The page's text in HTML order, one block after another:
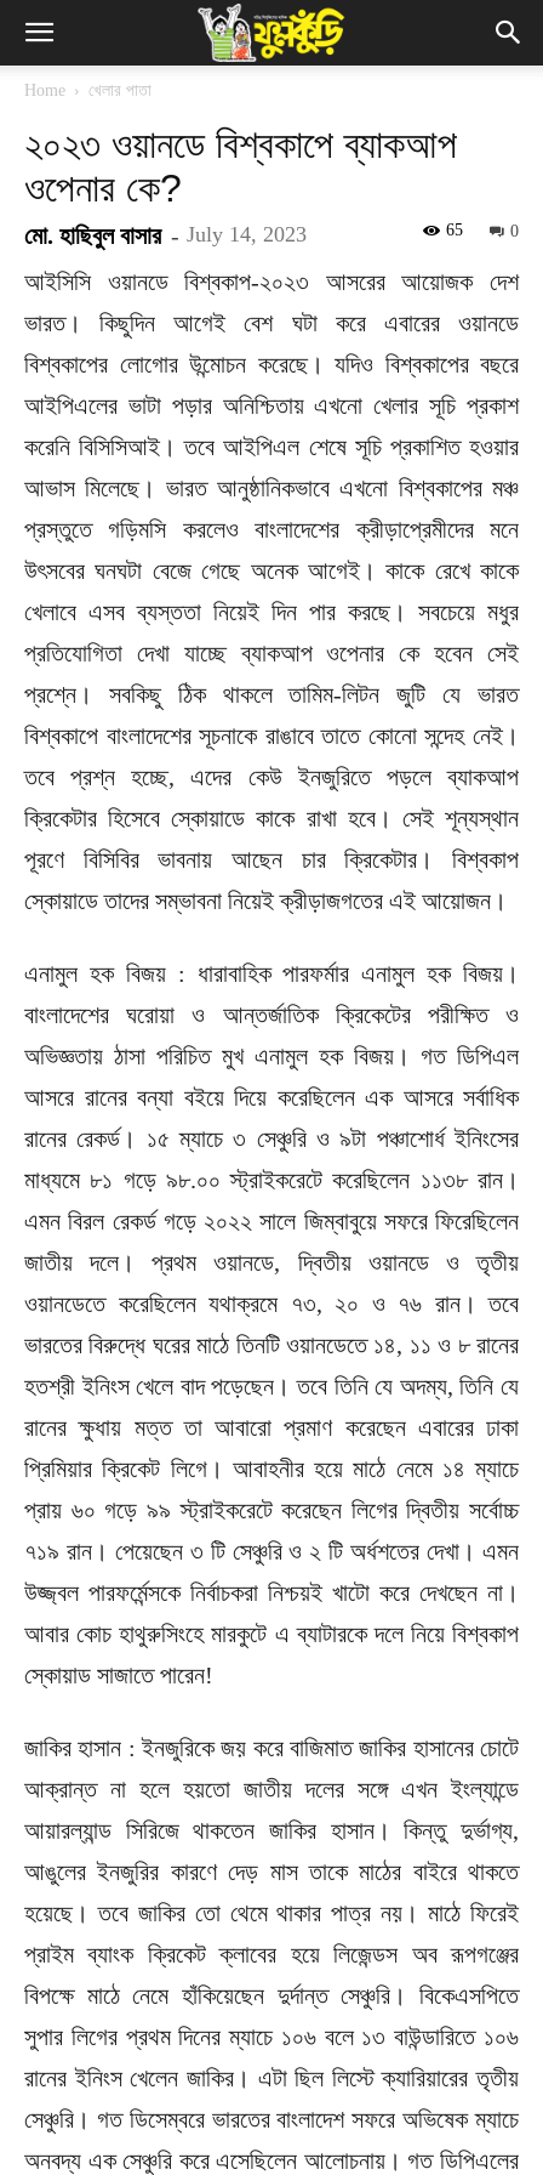
Home খেলার পাতা
২০২৩ ওয়ানডে বিশ্বকাপে ব্যাকআপ
ওপেনার কে?
মো. হাছিবুল বাসার - July 14, 2023 0
65
আইসিসি ওয়ানডে বিশ্বকাপ-২০২৩ আসরের আয়োজক দেশ
ভারত। কিছুদিন আগেই বেশ ঘটা করে এবারের ওয়ানডে
বিশ্বকাপের লোগোর উন্মোচন করেছে। যদিও বিশ্বকাপের বছরে
আইপিএলের ভাটা পড়ার অনিশ্চিতায় এখনো খেলার সূচি প্রকাশ
করেনি বিসিসিআই। তবে আইপিএল শেষে সূচি প্রকাশিত হওয়ার
আভাস মিলেছে। ভারত আনুষ্ঠানিকভাবে এখনো বিশ্বকাপের মঞ্চ
প্রস্তুতে গড়িমসি করলেও বাংলাদেশের ক্রীড়াপ্রেমীদের মনে
উৎসবের ঘনঘটা বেজে গেছে অনেক আগেই। কাকে রেখে কাকে
খেলাবে এসব ব্যস্ততা নিয়েই দিন পার করছে। সবচেয়ে মধুর
প্রতিযোগিতা দেখা যাচ্ছে ব্যাকআপ ওপেনার কে হবেন সেই
প্রশ্নে। সবকিছু ঠিক থাকলে তামিম-লিটন জুটি যে ভারত
বিশ্বকাপে বাংলাদেশের সূচনাকে রাঙাবে তাতে কোনো সন্দেহ নেই।
তবে প্রশ্ন হচ্ছে, এদের কেউ ইনজুরিতে পড়লে ব্যাকআপ
ক্রিকেটার হিসেবে স্কোয়াডে কাকে রাখা হবে। সেই শূন্যস্থান
পূরণে বিসিবির ভাবনায় আছেন চার ক্রিকেটার। বিশ্বকাপ
স্কোয়াডে তাদের সম্ভাবনা নিয়েই ক্রীড়াজগতের এই আয়োজন।
এনামুল হক বিজয় : ধারাবাহিক পারফর্মার এনামুল হক বিজয়।
বাংলাদেশের ঘরোয়া ও আন্তর্জাতিক ক্রিকেটের পরীক্ষিত ও
অভিজ্ঞতায় ঠাসা পরিচিত মুখ এনামুল হক বিজয়। গত ডিপিএল
আসরে রানের বন্যা বইয়ে দিয়ে করেছিলেন এক আসরে সর্বাধিক
রানের রেকর্ড। ১৫ ম্যাচে ৩ সেঞ্চুরি ও ৯টা পঞ্চাশোর্ধ ইনিংসের
মাধ্যমে ৮১ গড়ে ৯৮.০০ স্ট্রাইকরেটে করেছিলেন ১১৩৮ রান।
এমন বিরল রেকর্ড গড়ে ২০২২ সালে জিম্বাবুয়ে সফরে ফিরেছিলেন
জাতীয় দলে। প্রথম ওয়ানডে, দ্বিতীয় ওয়ানডে ও তৃতীয়
ওয়ানডেতে করেছিলেন যথাক্রমে ৭৩, ২০ ও ৭৬ রান। তবে
ভারতের বিরুদ্ধে ঘরের মাঠে তিনটি ওয়ানডেতে ১৪, ১১ ও ৮ রানের
হতশ্রী ইনিংস খেলে বাদ পড়েছেন। তবে তিনি যে অদম্য, তিনি যে
রানের ক্ষুধায় মত্ত তা আবারো প্রমাণ করেছেন এবারের ঢাকা
প্রিমিয়ার ক্রিকেট লিগে। আবাহনীর হয়ে মাঠে নেমে ১৪ ম্যাচে
প্রায় ৬০ গড়ে ৯৯ স্ট্রাইকরেটে করেছেন লিগের দ্বিতীয় সর্বোচ্চ
৭১৯ রান। পেয়েছেন ৩ টি সেঞ্চুরি ও ২ টি অর্ধশতের দেখা। এমন
উজ্জ্বল পারফর্মেন্সকে নির্বাচকরা নিশ্চয়ই খাটো করে দেখছেন না।
আবার কোচ হাথুরুসিংহে মারকুটে এ ব্যাটারকে দলে নিয়ে বিশ্বকাপ
স্কোয়াড সাজাতে পারেন!
জাকির হাসান : ইনজুরিকে জয় করে বাজিমাত জাকির হাসানের চোটে
আক্রান্ত না হলে হয়তো জাতীয় দলের সঙ্গে এখন ইংল্যান্ডে
আয়ারল্যান্ড সিরিজে থাকতেন জাকির হাসান। কিন্তু দুর্ভাগ্য,
আঙুলের ইনজুরির কারণে দেড় মাস তাকে মাঠের বাইরে থাকতে
হয়েছে। তবে জাকির তো থেমে থাকার পাত্র নয়। মাঠে ফিরেই
প্রাইম ব্যাংক ক্রিকেট ক্লাবের হয়ে লিজেন্ডস অব রূপগঞ্জের
বিপক্ষে মাঠে নেমে হাঁকিয়েছেন দুর্দান্ত সেঞ্চুরি। বিকেএসপিতে
সুপার লিগের প্রথম দিনের ম্যাচে ১০৬ বলে ১৩ বাউন্ডারিতে ১০৬
রানের ইনিংস খেলেন জাকির। এটা ছিল লিস্টে ক্যারিয়ারের তৃতীয়
সেঞ্চুরি। গত ডিসেম্বরে ভারতের বাংলাদেশ সফরে অভিষেক ম্যাচে
অনবদ্য এক সেঞ্চুরি করে এসেছিলেন আলোচনায়। গত ডিপিএলের